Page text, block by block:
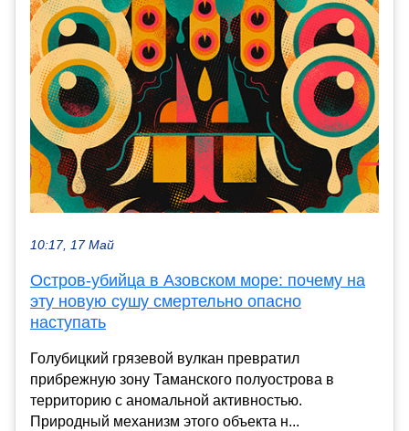
10:17, 17 Май
Остров-убийца в Азовском море: почему на
эту новую сушу смертельно опасно
наступать
Голубицкий грязевой вулкан превратил
прибрежную зону Таманского полуострова в
территорию с аномальной активностью.
Природный механизм этого объекта н...